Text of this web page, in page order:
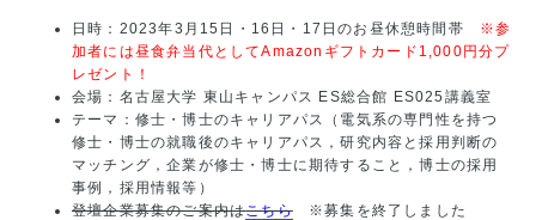
日時：2023年3月15日・16日・17日のお昼休憩時間帯 ※参
加者には昼食弁当代としてAmazonギフトカード1,000円分プ
レゼント！
会場：名古屋大学 東山キャンパス ES総合館 ES025講義室
テーマ：修士・博士のキャリアパス（電気系の専門性を持つ
修士・博士の就職後のキャリアパス，研究内容と採用判断の
マッチング，企業が修士・博士に期待すること，博士の採用
事例，採用情報等）
登壇企業募集のご案内はこちら※募集を終了しました